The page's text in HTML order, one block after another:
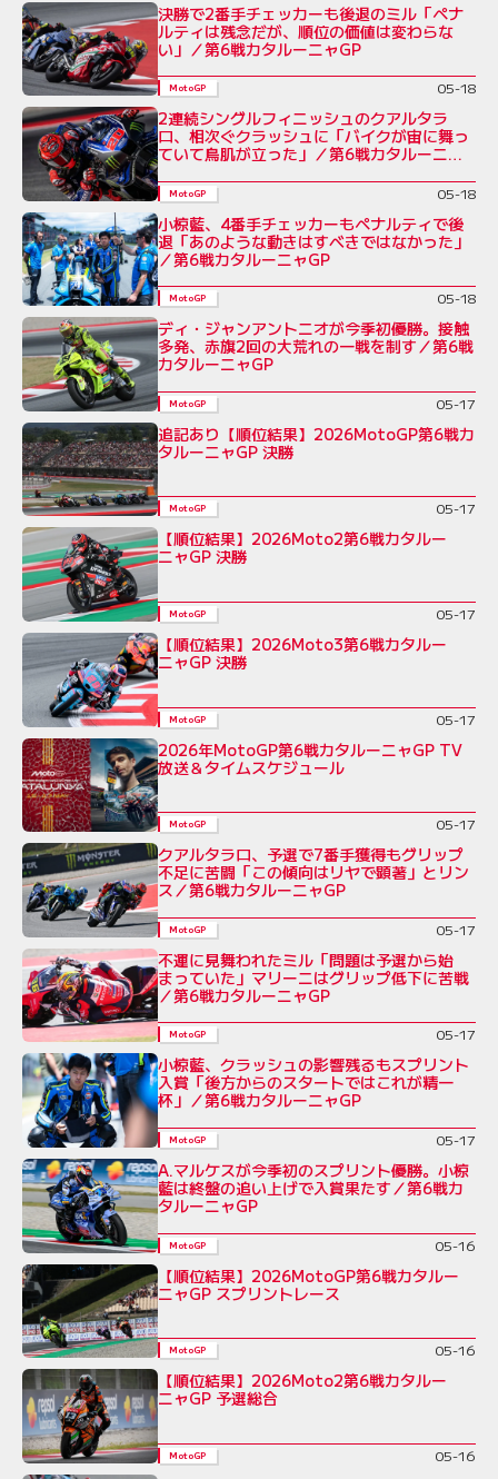
決勝で2番手チェッカーも後退のミル「ペナ
ルティは残念だが、順位の価値は変わらな
い」／第6戦カタルーニャGP
MotoGP 05-18
2連続シングルフィニッシュのクアルタラ
ロ、相次ぐクラッシュに「バイクが宙に舞っ
ていて鳥肌が立った」／第6戦カタルーニャ
MotoGP 05-18
小椋藍、4番手チェッカーもペナルティで後
退「あのような動きはすべきではなかった」
／第6戦カタルーニャGP
MotoGP 05-18
ディ・ジャンアントニオが今季初優勝。接触
多発、赤旗2回の大荒れの一戦を制す／第6戦
カタルーニャGP
MotoGP 05-17
追記あり【順位結果】2026MotoGP第6戦カ
タルーニャGP 決勝
MotoGP 05-17
【順位結果】2026Moto2第6戦カタルー
ニャGP 決勝
MotoGP 05-17
【順位結果】2026Moto3第6戦カタルー
ニャGP 決勝
MotoGP 05-17
2026年MotoGP第6戦カタルーニャGP TV
放送＆タイムスケジュール
MotoGP 05-17
クアルタラロ、予選で7番手獲得もグリップ
不足に苦闘「この傾向はリヤで顕著」とリン
ス／第6戦カタルーニャGP
MotoGP 05-17
不運に見舞われたミル「問題は予選から始
まっていた」マリーニはグリップ低下に苦戦
／第6戦カタルーニャGP
MotoGP 05-17
小椋藍、クラッシュの影響残るもスプリント
入賞「後方からのスタートではこれが精一
杯」／第6戦カタルーニャGP
MotoGP 05-17
A.マルケスが今季初のスプリント優勝。小椋
藍は終盤の追い上げで入賞果たす／第6戦カ
タルーニャGP
MotoGP 05-16
【順位結果】2026MotoGP第6戦カタルー
ニャGP スプリントレース
MotoGP 05-16
【順位結果】2026Moto2第6戦カタルー
ニャGP 予選総合
MotoGP 05-16